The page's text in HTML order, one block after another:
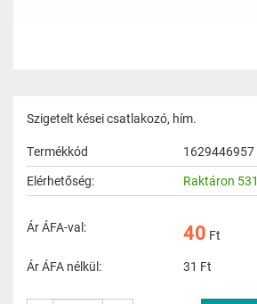
Szigetelt kései csatlakozó, hím.
Termékkód
1629446957
Elérhetőség:
Raktáron 531
Ár ÁFA-val: 40 Ft
Ár ÁFA nélkül:
31 Ft